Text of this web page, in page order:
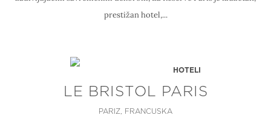
prestižan hotel,...
HOTELI
LE BRISTOL PARIS
PARIZ, FRANCUSKA